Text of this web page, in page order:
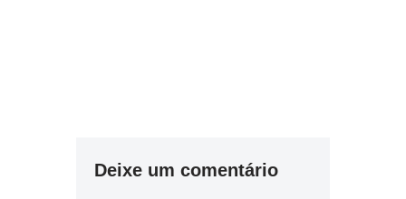
Deixe um comentário